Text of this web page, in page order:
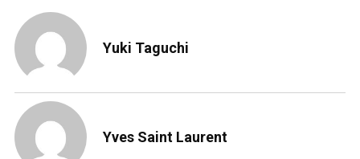
Yuki Taguchi
Yves Saint Laurent